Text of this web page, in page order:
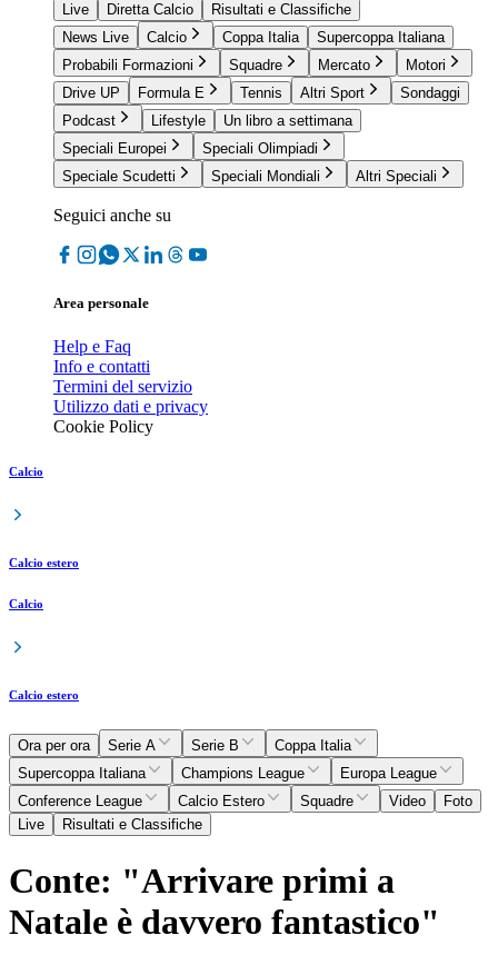
Live
Diretta Calcio
Risultati e Classifiche
News Live
Calcio Coppa Italia
Supercoppa Italiana
Probabili Formazioni
Squadre Mercato
Motori
Drive UP
Formula E Tennis Altri Sport
Sondaggi
Podcast
Lifestyle
Un libro a settimana
Speciali Europei
Speciali Olimpiadi
Speciale Scudetti
Speciali Mondiali Altri Speciali
Seguici anche su
Area personale
Help e Faq
Info e contatti
Termini del servizio
Utilizzo dati e privacy
Cookie Policy
Calcio
Calcio estero
Calcio
Calcio estero
Ora per ora Serie A Serie B
Coppa Italia
Supercoppa Italiana
Champions League
Europa League
Conference League
Calcio Estero Squadre Video
Foto
Live
Risultati e Classifiche
Conte: "Arrivare primi a
Natale è davvero fantastico"